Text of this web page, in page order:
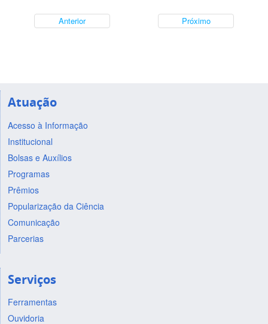
Anterior Próximo
Atuação
Acesso à Informação
Institucional
Bolsas e Auxílios
Programas
Prêmios
Popularização da Ciência
Comunicação
Parcerias
Serviços
Ferramentas
Ouvidoria